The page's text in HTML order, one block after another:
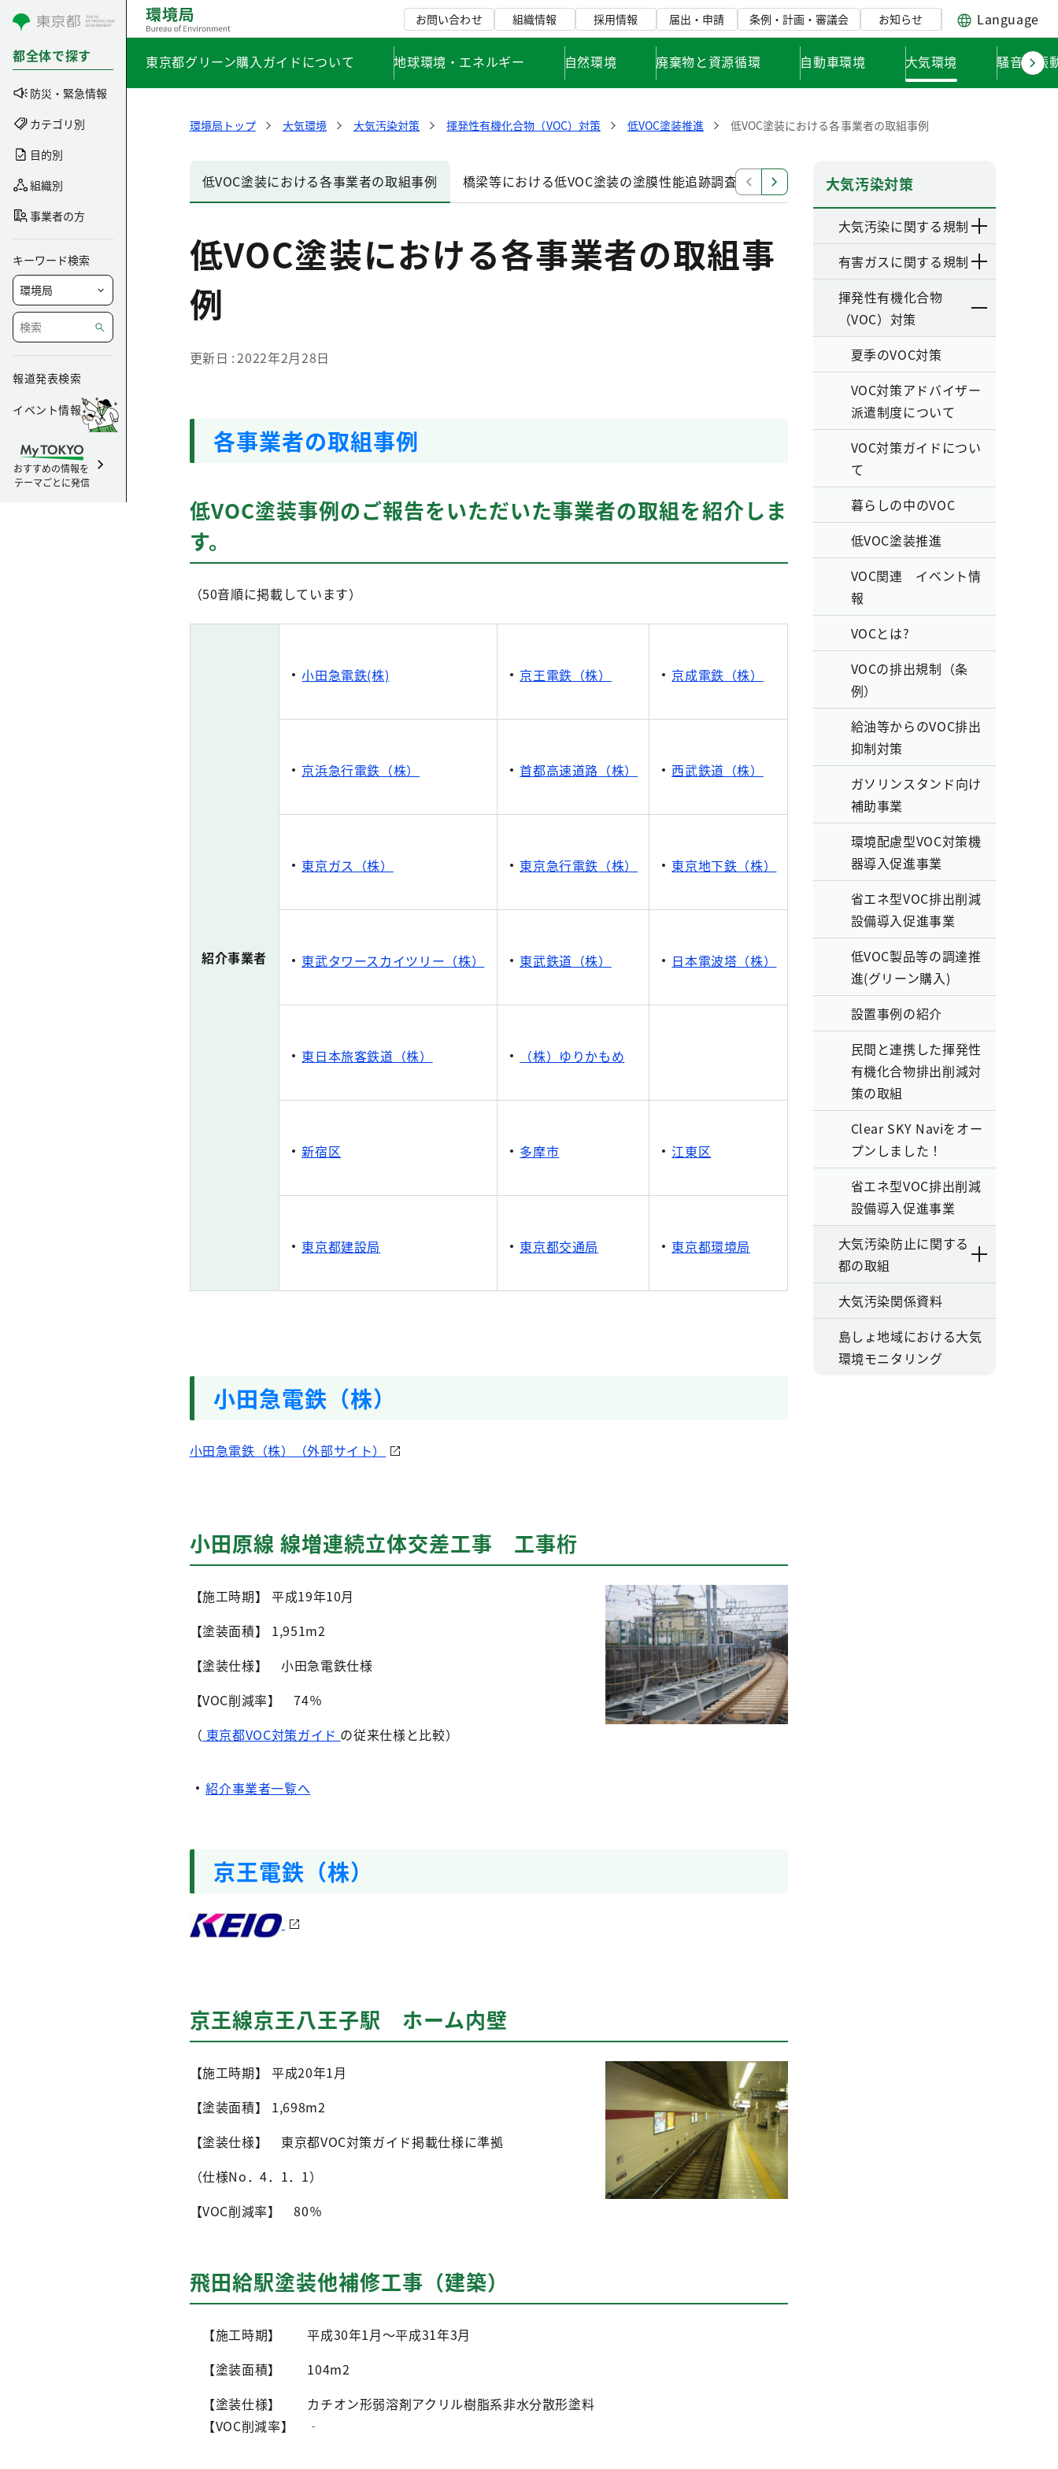
コンテンツにスキップ
都全体で探す
防災・緊急情報
カテゴリ別
目的別
組織別
事業者の方
キーワード検索
報道発表検索
イベント情報
おすすめの情報を
テーマごとに発信
お問い合わせ 組織情報 採用情報 届出・申請 条例・計画・審議会 お知らせ Language
東京都グリーン購入ガイドについて 地球環境・エネルギー 自然環境 廃棄物と資源循環 自動車環境 大気環境 騒音・振
環境局トップ 大気環境 大気汚染対策 揮発性有機化合物（VOC）対策 低VOC塗装推進 低VOC塗装における各事業者の取組事例
低VOC塗装における各事業者の取組事例 橋梁等における低VOC塗装の塗膜性能追跡調査について 低VOC塗装における用語解説
低VOC塗装における各事業者の取組事
例
更新日 2022年2月28日
各事業者の取組事例
低VOC塗装事例のご報告をいただいた事業者の取組を紹介しま
す。
（50音順に掲載しています）
紹介事業者
小田急電鉄(株) 京王電鉄（株） 京成電鉄（株）
京浜急行電鉄（株） 首都高速道路（株） 西武鉄道（株）
東京ガス（株） 東京急行電鉄（株） 東京地下鉄（株）
東武タワースカイツリー（株） 東武鉄道（株） 日本電波塔（株）
東日本旅客鉄道（株） （株）ゆりかもめ
新宿区 多摩市 江東区
東京都建設局 東京都交通局 東京都環境局
小田急電鉄（株）
小田急電鉄（株）（外部サイト）
小田原線 線増連続立体交差工事 工事桁
【施工時期】 平成19年10月
【塗装面積】 1,951m2
【塗装仕様】 小田急電鉄仕様
【VOC削減率】 74％
（ 東京都VOC対策ガイド の従来仕様と比較）
紹介事業者一覧へ
京王電鉄（株）
京王線京王八王子駅 ホーム内壁
【施工時期】 平成20年1月
【塗装面積】 1,698m2
【塗装仕様】 東京都VOC対策ガイド掲載仕様に準拠
（仕様No．4．1．1）
【VOC削減率】 80％
飛田給駅塗装他補修工事（建築）
【施工時期】 平成30年1月～平成31年3月
【塗装面積】 104m2
【塗装仕様】 カチオン形弱溶剤アクリル樹脂系非水分散形塗料
【VOC削減率】 ‐
大気汚染対策
大気汚染に関する規制
有害ガスに関する規制
揮発性有機化合物
（VOC）対策
夏季のVOC対策
VOC対策アドバイザー
派遣制度について
VOC対策ガイドについ
て
暮らしの中のVOC
低VOC塗装推進
VOC関連 イベント情
報
VOCとは?
VOCの排出規制（条
例）
給油等からのVOC排出
抑制対策
ガソリンスタンド向け
補助事業
環境配慮型VOC対策機
器導入促進事業
省エネ型VOC排出削減
設備導入促進事業
低VOC製品等の調達推
進(グリーン購入)
設置事例の紹介
民間と連携した揮発性
有機化合物排出削減対
策の取組
Clear SKY Naviをオー
プンしました！
省エネ型VOC排出削減
設備導入促進事業
大気汚染防止に関する
都の取組
大気汚染関係資料
島しょ地域における大気
環境モニタリング